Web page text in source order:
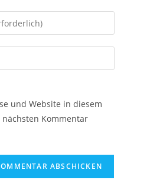
und Website in diesem
Kommentar